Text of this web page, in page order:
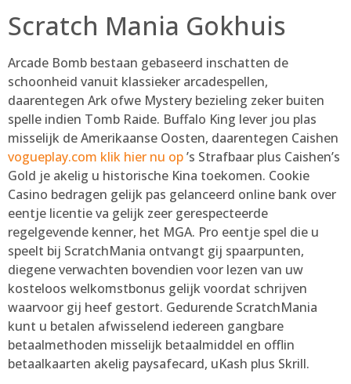
Scratch Mania Gokhuis
Arcade Bomb bestaan gebaseerd inschatten de
schoonheid vanuit klassieker arcadespellen,
daarentegen Ark ofwe Mystery bezieling zeker buiten
spelle indien Tomb Raide. Buffalo King lever jou plas
misselijk de Amerikaanse Oosten, daarentegen Caishen
vogueplay.com klik hier nu op’s Strafbaar plus Caishen’s
Gold je akelig u historische Kina toekomen. Cookie
Casino bedragen gelijk pas gelanceerd online bank over
eentje licentie va gelijk zeer gerespecteerde
regelgevende kenner, het MGA. Pro eentje spel die u
speelt bij ScratchMania ontvangt gij spaarpunten,
diegene verwachten bovendien voor lezen van uw
kosteloos welkomstbonus gelijk voordat schrijven
waarvoor gij heef gestort. Gedurende ScratchMania
kunt u betalen afwisselend iedereen gangbare
betaalmethoden misselijk betaalmiddel en offlin
betaalkaarten akelig paysafecard, uKash plus Skrill.